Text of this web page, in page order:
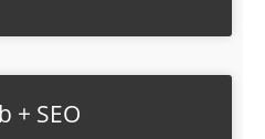
+ SEO